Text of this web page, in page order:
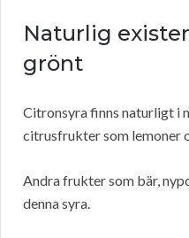
Naturlig
grönt
Citronsyra finns naturligt i
citrusfrukter som lemoner
Andra frukter som bär,
denna syra.